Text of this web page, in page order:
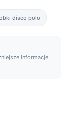
disco polo
informacje.